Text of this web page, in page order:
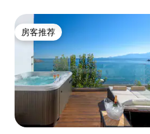
房客推荐
房客推荐